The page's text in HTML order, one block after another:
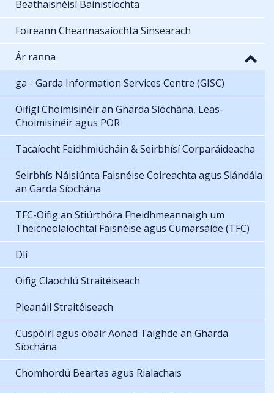
Beathaisnéisí Bainistíochta
Foireann Cheannasaíochta Sinsearach
Ár ranna
ga - Garda Information Services Centre (GISC)
Oifigí Choimisinéir an Gharda Síochána, Leas-
Choimisinéir agus POR
Tacaíocht Feidhmiúcháin & Seirbhísí Corparáideacha
Seirbhís Náisiúnta Faisnéise Coireachta agus Slándála
an Garda Síochána
TFC-Oifig an Stiúrthóra Fheidhmeannaigh um
Theicneolaíochtaí Faisnéise agus Cumarsáide (TFC)
Dlí
Oifig Claochlú Straitéiseach
Pleanáil Straitéiseach
Cuspóirí agus obair Aonad Taighde an Gharda
Síochána
Chomhordú Beartas agus Rialachais